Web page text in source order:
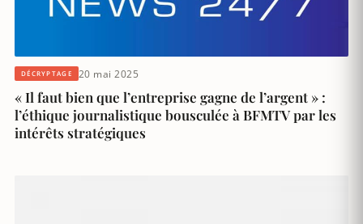
DÉCRYPTAGE 20 mai 2025
« Il faut bien que l’entreprise gagne de l’argent » :
l’éthique journalistique bousculée à BFMTV par les
intérêts stratégiques